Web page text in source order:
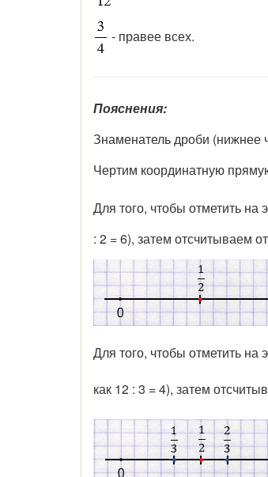
- правее всех.
Пояснения:
Знаменатель дроби (нижнее
Чертим координатную
Для того, чтобы отметить на
: 2 = 6), затем отсчитываем
Для того, чтобы отметить на
как 12 : 3 = 4), затем